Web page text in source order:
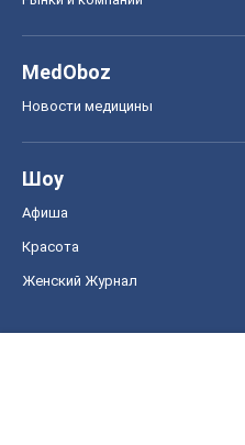
MedOboz
Новости медицины
Шоу
Афиша
Красота
Женский Журнал